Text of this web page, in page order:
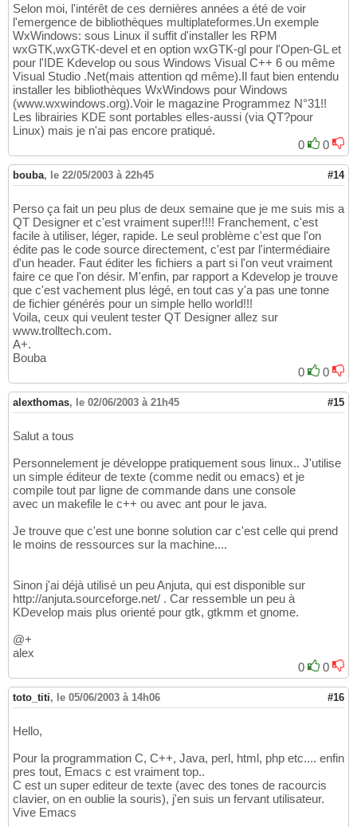
Selon moi, l'intérêt de ces dernières années a été de voir
l'emergence de bibliothèques multiplateformes.Un exemple
WxWindows: sous Linux il suffit d'installer les RPM
wxGTK,wxGTK-devel et en option wxGTK-gl pour l'Open-GL et
pour l'IDE Kdevelop ou sous Windows Visual C++ 6 ou même
Visual Studio .Net(mais attention qd même).Il faut bien entendu
installer les bibliothèques WxWindows pour Windows
(www.wxwindows.org).Voir le magazine Programmez N°31!!
Les librairies KDE sont portables elles-aussi (via QT?pour
Linux) mais je n'ai pas encore pratiqué.
0
0
bouba, le 22/05/2003 à 22h45 #14
Perso ça fait un peu plus de deux semaine que je me suis mis a
QT Designer et c'est vraiment super!!!! Franchement, c'est
facile à utiliser, léger, rapide. Le seul problème c'est que l'on
édite pas le code source directement, c'est par l'intermédiaire
d'un header. Faut éditer les fichiers a part si l'on veut vraiment
faire ce que l'on désir. M'enfin, par rapport a Kdevelop je trouve
que c'est vachement plus légé, en tout cas y'a pas une tonne
de fichier générés pour un simple hello world!!!
Voila, ceux qui veulent tester QT Designer allez sur
www.trolltech.com.
A+.
Bouba
0
0
alexthomas, le 02/06/2003 à 21h45 #15
Salut a tous
Personnelement je développe pratiquement sous linux.. J'utilise
un simple éditeur de texte (comme nedit ou emacs) et je
compile tout par ligne de commande dans une console
avec un makefile le c++ ou avec ant pour le java.
Je trouve que c'est une bonne solution car c'est celle qui prend
le moins de ressources sur la machine....
Sinon j'ai déjà utilisé un peu Anjuta, qui est disponible sur
http://anjuta.sourceforge.net/ . Car ressemble un peu à
KDevelop mais plus orienté pour gtk, gtkmm et gnome.
@+
alex
0
0
toto_titi, le 05/06/2003 à 14h06 #16
Hello,
Pour la programmation C, C++, Java, perl, html, php etc.... enfin
pres tout, Emacs c est vraiment top..
C est un super editeur de texte (avec des tones de racourcis
clavier, on en oublie la souris), j'en suis un fervant utilisateur.
Vive Emacs